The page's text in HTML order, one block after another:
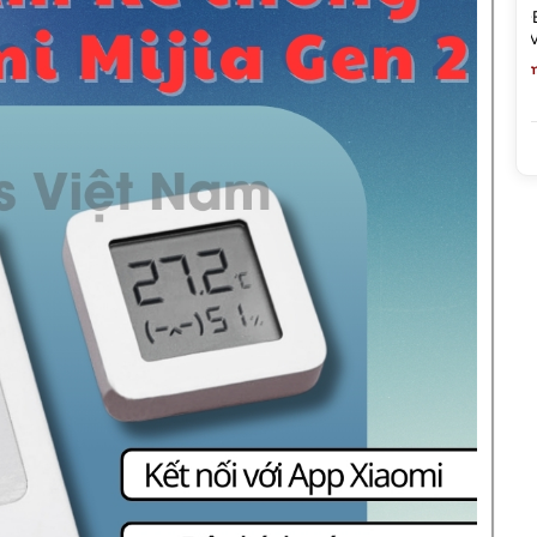
Cho
Chính
Hãng (Zin Bóc Máy) - Độ Mới
>95% - Bảo Hành 1 Đổi 1 Tại
Nhà
780,000 đ (Giảm: -50%)
390,000 đ
Túi Đựng Kính
Filter Bags
395,000 đ